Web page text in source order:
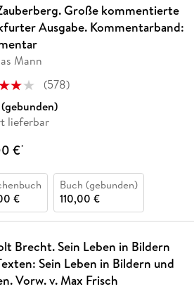
Große kommentierte
Ausgabe. Kommentarband:
Mann
(578)
lieferbar
€*
€
Buch (gebunden)
110,00 €
Brecht. Sein Leben in Bildern
Sein Leben in Bildern und
Vorw. v. Max Frisch